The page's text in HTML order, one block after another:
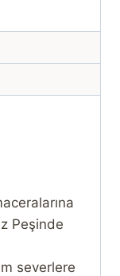
Peşinde
severlere